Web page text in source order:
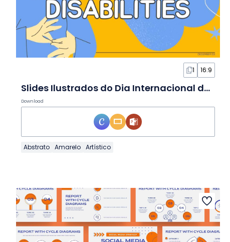
1 16:9
Slides Ilustrados do Dia Internacional das Pessoas com Deficiência
Download
Abstrato Amarelo Artístico